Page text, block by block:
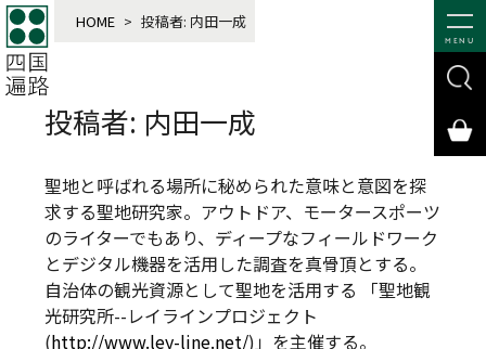
MENU
HOME > 投稿者: 内田一成
投稿者: 内田一成
聖地と呼ばれる場所に秘められた意味と意図を探
求する聖地研究家。アウトドア、モータースポーツ
のライターでもあり、ディープなフィールドワーク
とデジタル機器を活用した調査を真骨頂とする。
自治体の観光資源として聖地を活用する 「聖地観
光研究所--レイラインプロジェクト
(http://www.ley-line.net/)」を主催する。